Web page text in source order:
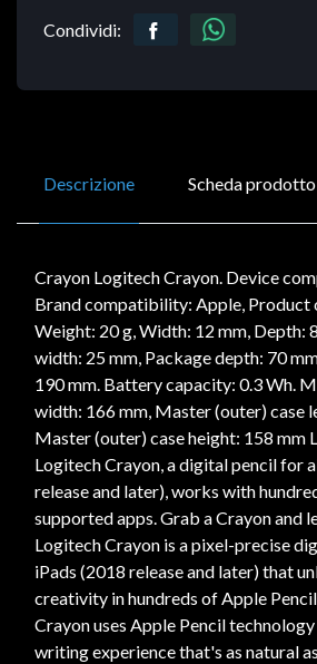
Condividi:
Descrizione Scheda prodotto
Crayon Logitech Crayon. Device
Brand compatibility: Apple, Product
Weight: 20 g, Width: 12 mm, Depth:
width: 25 mm, Package depth: 70
190 mm. Battery capacity: 0.3 Wh.
width: 166 mm, Master (outer) case
Master (outer) case height: 158 mm
Logitech Crayon, a digital pencil for
release and later), works with
supported apps. Grab a Crayon and
Logitech Crayon is a pixel-precise
iPads (2018 release and later) that
creativity in hundreds of Apple
Crayon uses Apple Pencil
writing experience that's as natural